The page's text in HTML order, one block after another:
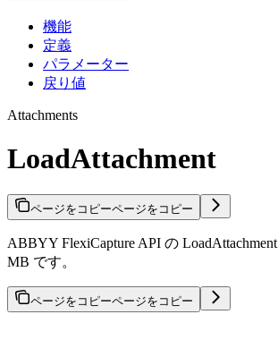
機能
定義
パラメーター
戻り値
Attachments
LoadAttachment
ページをコピーページをコピー
ABBYY FlexiCapture API の
MB です。
ページをコピーページをコピー